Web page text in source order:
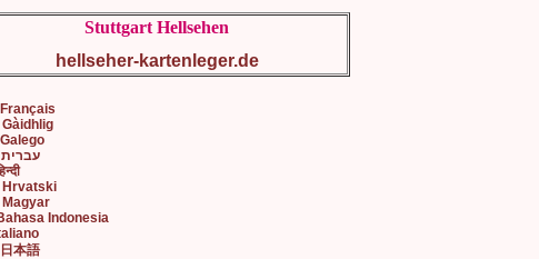
Stuttgart Hellsehen
hellseher-kartenleger.de
Français
Gàidhlig
Galego
• HE • עברית
Hrvatski
Magyar
Indonesia
本語